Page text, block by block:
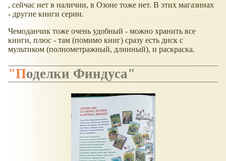
, сейчас нет в наличии, в Озоне тоже нет. В этих магазинах
- другие книги серии.
Чемоданчик тоже очень удобный - можно хранить все
книги, плюс - там (помимо книг) сразу есть диск с
мультиком (полнометражный, длинный), и раскраска.
"Поделки Финдуса"